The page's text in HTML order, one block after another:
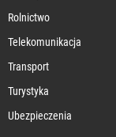
Rolnictwo
Telekomunikacja
Transport
Turystyka
Ubezpieczenia